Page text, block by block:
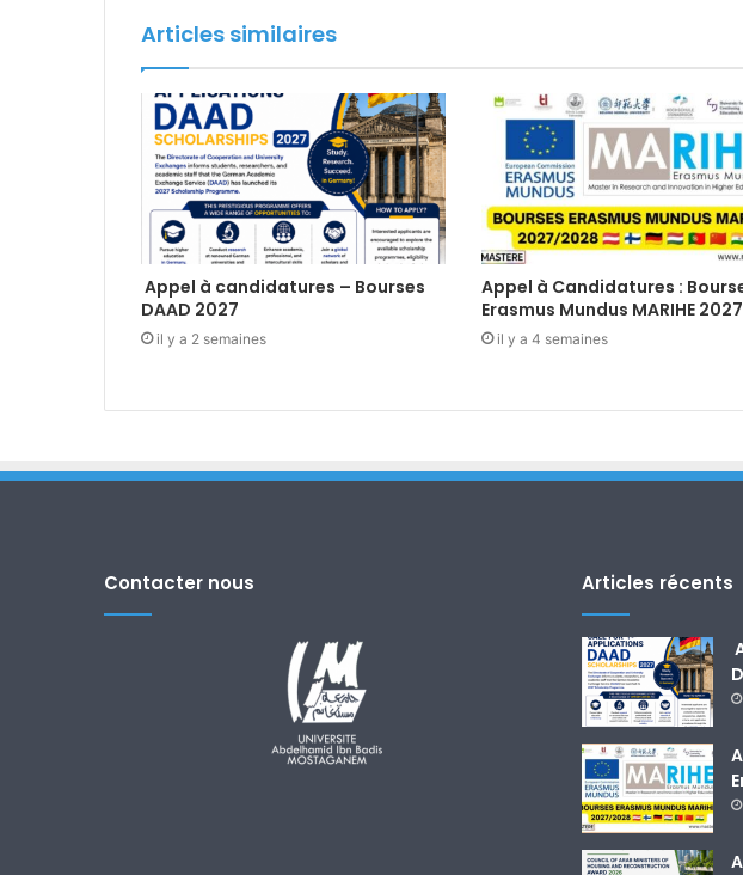
Articles similaires
Appel à candidatures – Bourses
DAAD 2027
il y a 2 semaines
Appel à Candidatures :
Erasmus Mundus MARIHE 2027
il y a 4 semaines
Contacter nous Articles récents